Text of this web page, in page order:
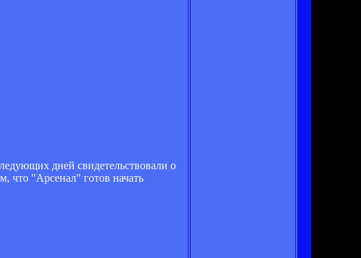
дней свидетельствовали о
что "Арсенал" готов начать